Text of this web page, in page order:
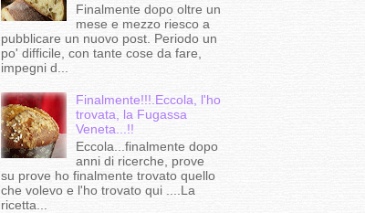
Finalmente dopo oltre un
mese e mezzo riesco a
pubblicare un nuovo post. Periodo un
po' difficile, con tante cose da fare,
impegni d...
Finalmente!!!.Eccola, l'ho
trovata, la Fugassa
Veneta...!!
Eccola...finalmente dopo
anni di ricerche, prove
su prove ho finalmente trovato quello
che volevo e l'ho trovato qui ....La
ricetta...